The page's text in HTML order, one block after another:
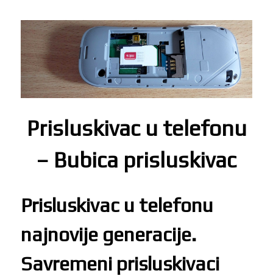
Prisluskivac u telefonu
– Bubica prisluskivac
Prisluskivac u telefonu
najnovije generacije.
Savremeni prisluskivaci